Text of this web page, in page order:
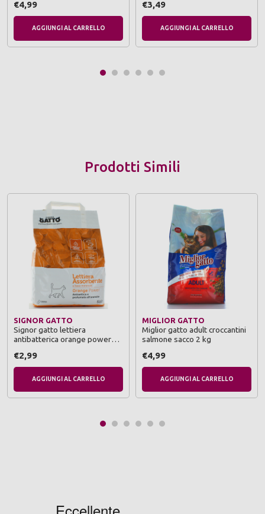
€4,99
AGGIUNGI AL CARRELLO
€3,49
AGGIUNGI AL CARRELLO
Prodotti Simili
SIGNOR GATTO
Signor gatto lettiera
antibatterica orange power
€2,99
AGGIUNGI AL CARRELLO
MIGLIOR GATTO
Miglior gatto adult croccantini
salmone sacco 2 kg
€4,99
AGGIUNGI AL CARRELLO